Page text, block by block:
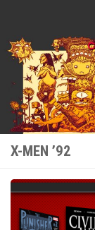
X-MEN ’92